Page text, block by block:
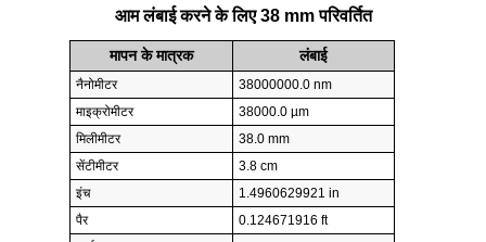
आम लंबाई करने के लिए 38 mm परिवर्तित
मापन के मात्रक लंबाई
नैनोमीटर
38000000.0 nm
माइक्रोमीटर
38000.0 µm
मिलीमीटर
38.0 mm
सेंटीमीटर
3.8 cm
इंच
1.4960629921 in
पैर
0.124671916 ft